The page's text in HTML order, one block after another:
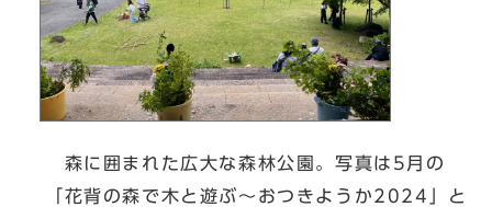
森に囲まれた広大な森林公園。写真は5月の
「花背の森で木と遊ぶ～おつきようか2024」と